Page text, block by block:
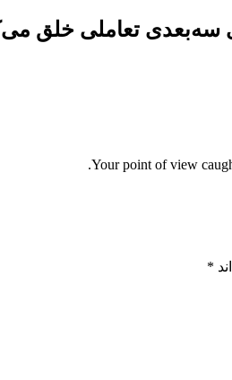
Your point of view
*